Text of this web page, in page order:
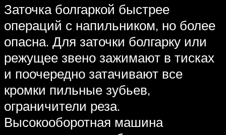
Заточка болгаркой быстрее
операций с напильником, но более
опасна. Для заточки болгарку или
режущее звено зажимают в тисках
и поочередно затачивают все
кромки пильные зубьев,
ограничители реза.
Высокооборотная машина